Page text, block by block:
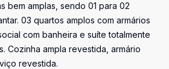
bem amplas, sendo 01 para 02
03 quartos amplos com armários
com banheira e suíte totalmente
Cozinha ampla revestida, armário
revestida.